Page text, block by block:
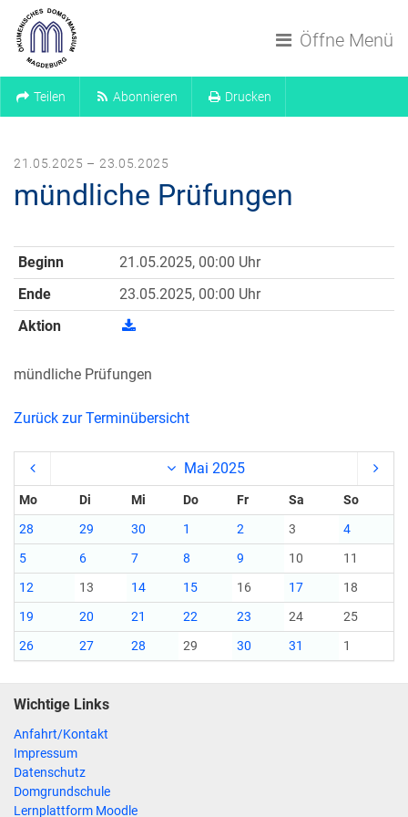
Öffne Menü
Teilen Abonnieren Drucken
21.05.2025 – 23.05.2025
mündliche Prüfungen
Beginn
21.05.2025, 00:00 Uhr
Ende
23.05.2025, 00:00 Uhr
Aktion
mündliche Prüfungen
Zurück zur Terminübersicht
Mai 2025
Mo Di Mi Do Fr Sa
So
28
29 30 1 2 3
4
5
6 7 8 9 10
11
12
13 14 15 16 17
18
19
20 21 22 23 24
25
26
27 28 29 30 31 1
Wichtige Links
Anfahrt/Kontakt
Impressum
Datenschutz
Domgrundschule
Lernplattform Moodle